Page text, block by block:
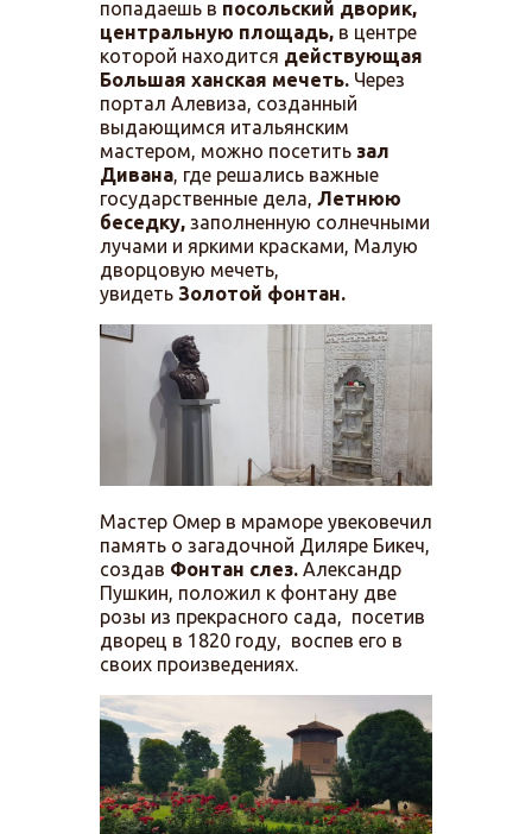
попадаешь в посольский дворик,
центральную площадь, в центре
которой находится действующая
Большая ханская мечеть. Через
портал Алевиза, созданный
выдающимся итальянским
мастером, можно посетить зал
Дивана, где решались важные
государственные дела, Летнюю
беседку, заполненную солнечными
лучами и яркими красками, Малую
дворцовую мечеть,
увидеть Золотой фонтан.
Мастер Омер в мраморе увековечил
память о загадочной Диляре Бикеч,
создав Фонтан слез. Александр
Пушкин, положил к фонтану две
розы из прекрасного сада, посетив
дворец в 1820 году, воспев его в
своих произведениях.